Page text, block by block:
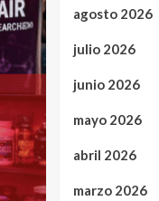
agosto 2026
julio 2026
junio 2026
mayo 2026
abril 2026
marzo 2026